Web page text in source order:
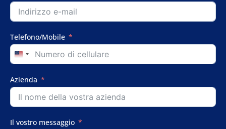
Telefono/Mobile
United
States
+1
Azienda
Il vostro messaggio